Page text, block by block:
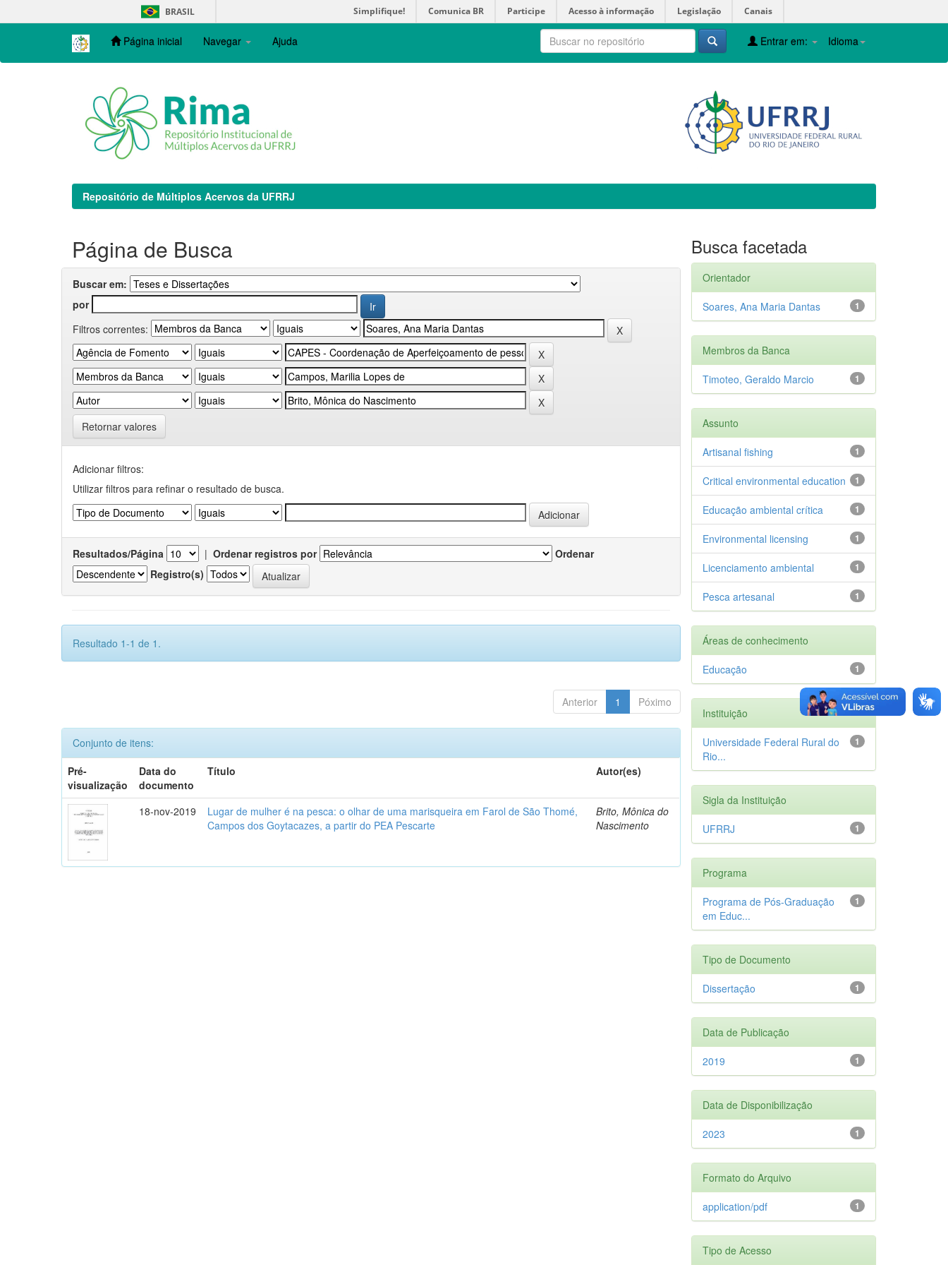
navigation
BRASIL Simplifique! Comunica BR Participe Acesso à informação Legislação Canais
Página inicial Navegar Ajuda Idioma
Entrar em:
Repositório de Múltiplos Acervos da UFRRJ
Página de Busca
Buscar em:
por
Filtros correntes:
Retornar valores
Adicionar filtros:
Utilizar filtros para refinar o resultado de busca.
Resultados/Página | Ordenar registros por
Ordenar
Registro(s)
Resultado 1-1 de 1.
Anterior 1 Póximo
Conjunto de itens:
Pré-
visualização
Data do
documento
Título Autor(es)
18-nov-2019
Lugar de mulher é na pesca: o olhar de uma marisqueira em Farol de São Thomé,
Campos dos Goytacazes, a partir do PEA Pescarte
Brito, Mônica do
Nascimento
Busca facetada
Orientador
1
Soares, Ana Maria Dantas
Membros da Banca
1
Timoteo, Geraldo Marcio
Assunto
1
Artisanal fishing
1
Critical environmental education
1
Educação ambiental crítica
1
Environmental licensing
1
Licenciamento ambiental
1
Pesca artesanal
Áreas de conhecimento
1
Educação
Instituição
1
Universidade Federal Rural do
Rio...
Sigla da Instituição
1
UFRRJ
Programa
1
Programa de Pós-Graduação
em Educ...
Tipo de Documento
1
Dissertação
Data de Publicação
1
2019
Data de Disponibilização
1
2023
Formato do Arquivo
1
application/pdf
Tipo de Acesso